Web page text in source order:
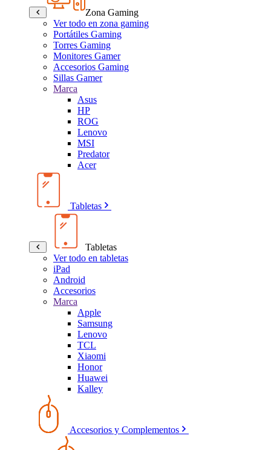
Zona Gaming
Ver todo en zona gaming
Portátiles Gaming
Torres Gaming
Monitores Gamer
Accesorios Gaming
Sillas Gamer
Marca
Asus
HP
ROG
Lenovo
MSI
Predator
Acer
Tabletas
Tabletas
Ver todo en tabletas
iPad
Android
Accesorios
Marca
Apple
Samsung
Lenovo
TCL
Xiaomi
Honor
Huawei
Kalley
Accesorios y Complementos